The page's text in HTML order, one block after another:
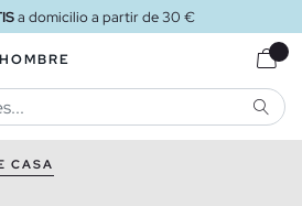
a domicilio a partir de 30 €
HOMBRE
CASA